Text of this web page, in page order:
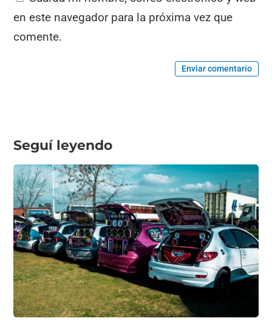
en este navegador para la próxima vez que
comente.
Enviar comentario
Seguí leyendo